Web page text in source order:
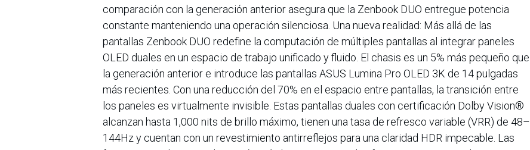
comparación con la generación anterior asegura que la Zenbook DUO entregue potencia
constante manteniendo una operación silenciosa. Una nueva realidad: Más allá de las
pantallas Zenbook DUO redefine la computación de múltiples pantallas al integrar paneles
OLED duales en un espacio de trabajo unificado y fluido. El chasis es un 5% más pequeño que
la generación anterior e introduce las pantallas ASUS Lumina Pro OLED 3K de 14 pulgadas
más recientes. Con una reducción del 70% en el espacio entre pantallas, la transición entre
los paneles es virtualmente invisible. Estas pantallas duales con certificación Dolby Vision®
alcanzan hasta 1,000 nits de brillo máximo, tienen una tasa de refresco variable (VRR) de 48–
144Hz y cuentan con un revestimiento antirreflejos para una claridad HDR impecable. Las